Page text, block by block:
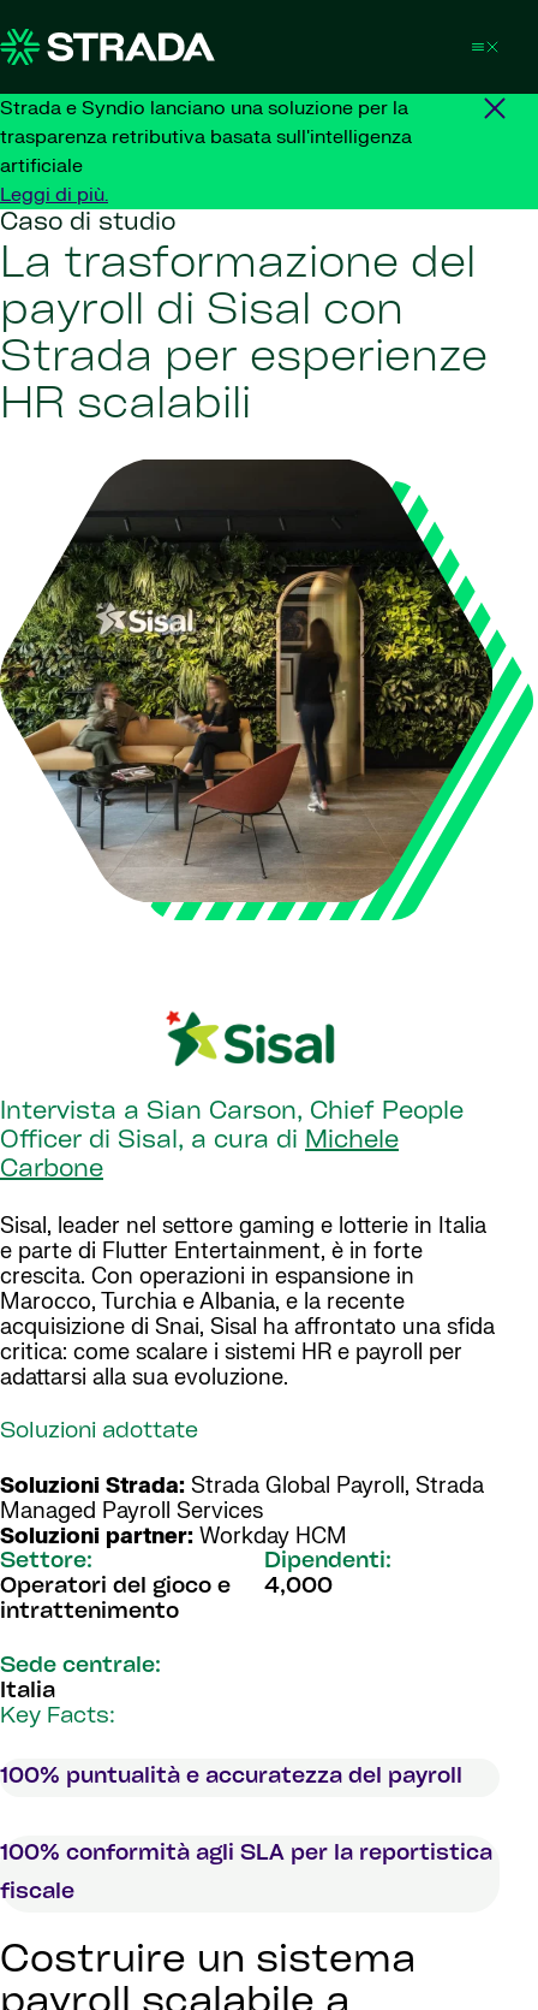
Strada e Syndio lanciano una soluzione per la
trasparenza retributiva basata sull'intelligenza
artificiale
Leggi di più.
Caso di studio
La trasformazione del
payroll di Sisal con
Strada per esperienze
HR scalabili
Intervista a Sian Carson, Chief People
Officer di Sisal, a cura di Michele
Carbone
Sisal, leader nel settore gaming e lotterie in Italia
e parte di Flutter Entertainment, è in forte
crescita. Con operazioni in espansione in
Marocco, Turchia e Albania, e la recente
acquisizione di Snai, Sisal ha affrontato una sfida
critica: come scalare i sistemi HR e payroll per
adattarsi alla sua evoluzione.
Soluzioni adottate
Soluzioni Strada: Strada Global Payroll, Strada
Managed Payroll Services
Soluzioni partner: Workday HCM
Settore:
Operatori del gioco e
intrattenimento
Dipendenti:
4,000
Sede centrale:
Italia
Key Facts:
100% puntualità e accuratezza del payroll
100% conformità agli SLA per la reportistica
fiscale
Costruire un sistema